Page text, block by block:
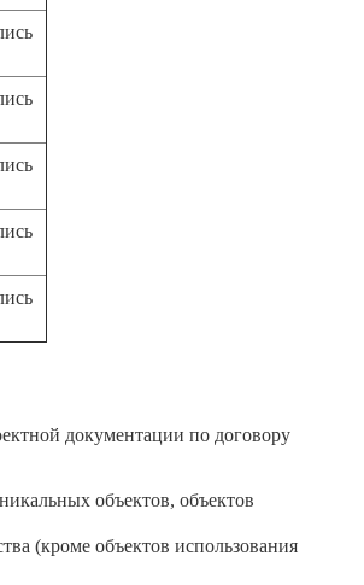
документации по договору
объектов, объектов
(кроме объектов использования